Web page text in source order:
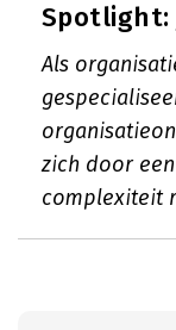
Spotlight:
Als
zich door
complexiteit